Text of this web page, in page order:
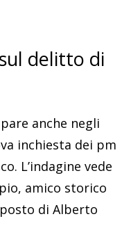
delitto di
anche negli
inchiesta dei pm
L’indagine vede
amico storico
di Alberto